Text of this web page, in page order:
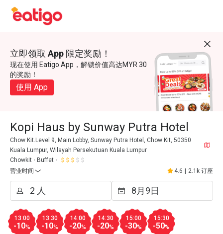
立即领取 App 限定奖励！
现在使用 Eatigo App，解锁价值高达MYR 30
的奖励！
使用 App
Kopi Haus by Sunway Putra Hotel
Chow Kit.Level 9, Main Lobby, Sunway Putra Hotel, Chow Kit, 50350
Kuala Lumpur, Wilayah Persekutuan Kuala Lumpur
Chowkit
Buffet
营业时间
4.6 2.1k 订座
13:00
-10%
13:30
-10%
14:00
-20%
14:30
-20%
15:00
-30%
15:30
-50%